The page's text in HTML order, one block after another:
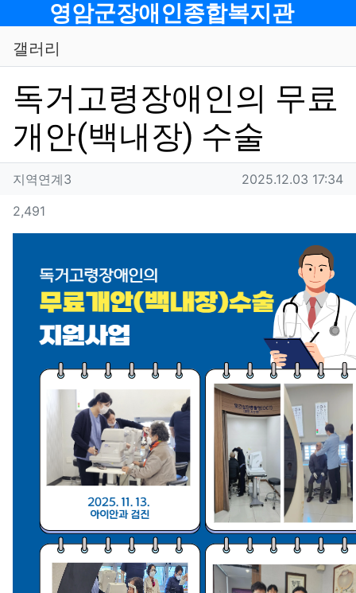
메뉴영암군장애인종합복지관
갤러리
독거고령장애인의 무료
개안(백내장) 수술
작성자 정보
지역연계3 작성일
2025.12.03 17:34
컨텐츠 정보
2,491